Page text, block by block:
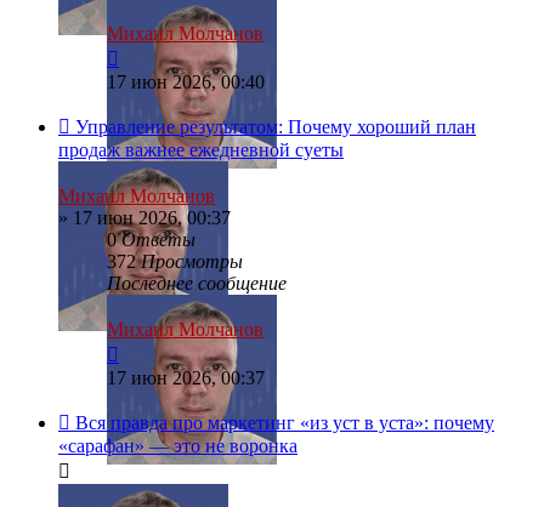
Михаил Молчанов
17 июн 2026, 00:40
Управление результатом: Почему хороший план
продаж важнее ежедневной суеты
Михаил Молчанов
» 17 июн 2026, 00:37
0Ответы
372Просмотры
Последнее сообщение
Михаил Молчанов
17 июн 2026, 00:37
Вся правда про маркетинг «из уст в уста»: почему
«сарафан» — это не воронка